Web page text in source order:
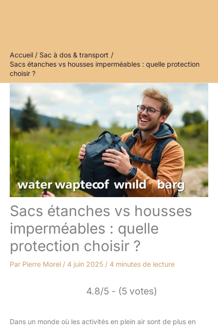
Accueil
Sac à dos & transport
Sacs étanches vs housses imperméables : quelle protection
choisir ?
Sacs étanches vs housses
imperméables : quelle
protection choisir ?
Par Pierre Morel / 4 juin 2025 / 4 minutes de lecture
4.8/5 - (5 votes)
Dans un monde où les activités en plein air sont de plus en